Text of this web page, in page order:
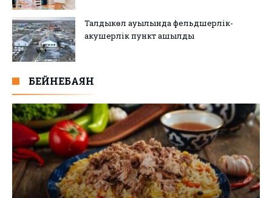
Талдыкөл ауылында фельдшерлік-
акушерлік пункт ашылды
БЕЙНЕБАЯН